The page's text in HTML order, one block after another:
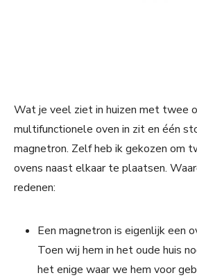
Wat je veel ziet in huizen met twee
multifunctionele oven in zit en één
magnetron. Zelf heb ik gekozen om
ovens naast elkaar te plaatsen.
redenen:
Een magnetron is eigenlijk een
Toen wij hem in het oude huis
het enige waar we hem voor